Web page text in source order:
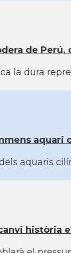
de
la dura
aquari
aquaris
història